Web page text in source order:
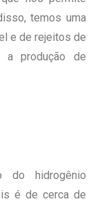
temos uma
e de rejeitos de
a produção de
do hidrogênio
é de cerca de